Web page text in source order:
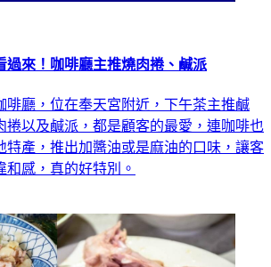
過來！咖啡廳主推燒肉捲、鹹派
啡廳，位在奉天宮附近，下午茶主推鹹
捲以及鹹派，都是顧客的最愛，連咖啡也
特產，推出加醬油或是麻油的口味，讓客
和感，真的好特別。